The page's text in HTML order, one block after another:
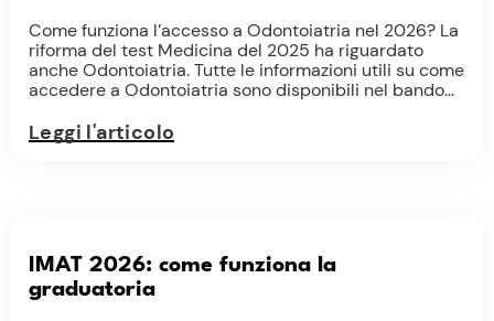
Come funziona l’accesso a Odontoiatria nel 2026? La
riforma del test Medicina del 2025 ha riguardato
anche Odontoiatria. Tutte le informazioni utili su come
accedere a Odontoiatria sono disponibili nel bando...
Leggi l'articolo
IMAT 2026: come funziona la
graduatoria